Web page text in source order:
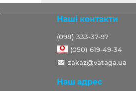
Наші контакти
(098) 333-37-97
(050) 619-49-34
zakaz@vataga.ua
Наш адрес